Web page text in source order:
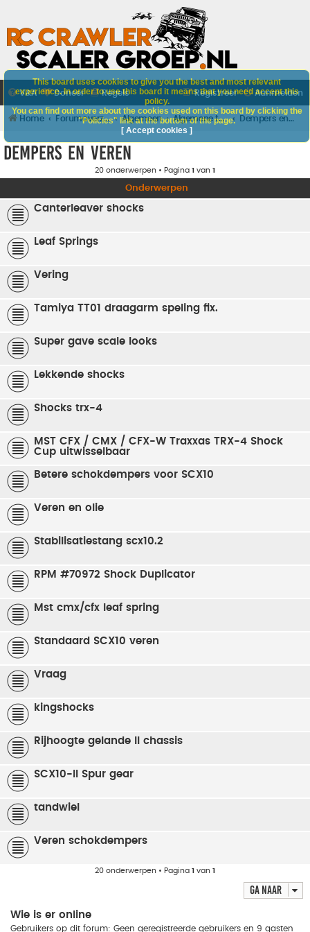
V&A Doneer Regels Aanmelden
Registreer
Home Forumoverzicht Algemeen Algemene techniek Dempers en veren
Dempers en veren
20 onderwerpen • Pagina 1 van 1
Onderwerpen
Canterleaver shocks
Leaf Springs
Vering
Tamiya TT01 draagarm speling fix.
Super gave scale looks
Lekkende shocks
Shocks trx-4
MST CFX / CMX / CFX-W Traxxas TRX-4 Shock
Cup uitwisselbaar
Betere schokdempers voor SCX10
Veren en olie
Stabilisatiestang scx10.2
RPM #70972 Shock Duplicator
Mst cmx/cfx leaf spring
Standaard SCX10 veren
Vraag
kingshocks
Rijhoogte gelande II chassis
SCX10-II Spur gear
tandwiel
Veren schokdempers
20 onderwerpen • Pagina 1 van 1
Ga naar
Wie is er online
Gebruikers op dit forum: Geen geregistreerde gebruikers en 9 gasten
This board uses cookies to give you the best and most relevant
experience. In order to use this board it means that you need accept this
policy.
You can find out more about the cookies used on this board by clicking the
"Policies" link at the bottom of the page.
[ Accept cookies ]